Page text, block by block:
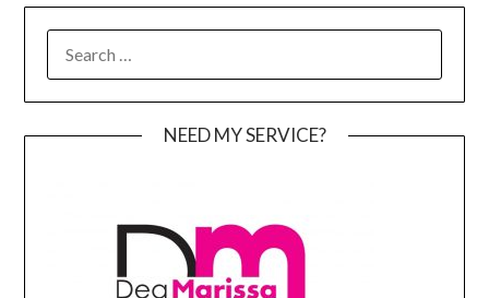
NEED MY SERVICE?